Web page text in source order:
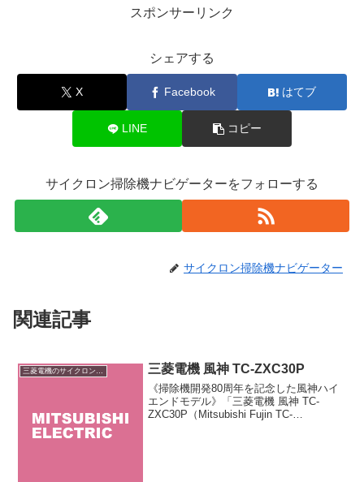
スポンサーリンク
シェアする
X Facebook はてブ
LINE コピー
サイクロン掃除機ナビゲーターをフォローする
サイクロン掃除機ナビゲーター
関連記事
三菱電機のサイクロン掃除機 三菱電機 風神 TC-ZXC30P
《掃除機開発80周年を記念した風神ハイ
エンドモデル》「三菱電機 風神 TC-
ZXC30P（Mitsubishi Fujin TC-